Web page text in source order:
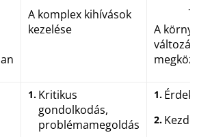
A komplex kihívások
kezelése
A
Kritikus
gondolkodás,
problémamegoldás